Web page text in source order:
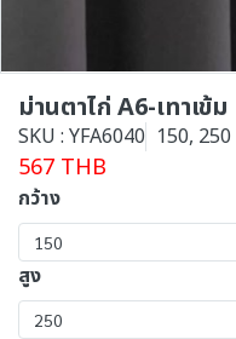
ม่านตาไก่ A6-เทาเข้ม
SKU : YFA6040 150, 250
567 THB
กว้าง
150
สูง
250